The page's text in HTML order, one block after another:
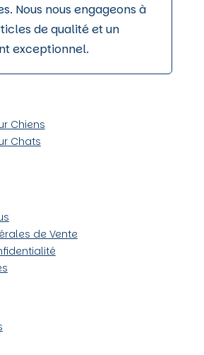
Nous nous engageons à
de qualité et un
exceptionnel.
Chiens
Chats
de Vente